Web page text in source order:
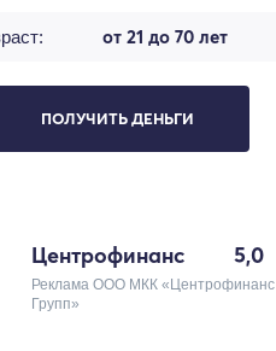
от 21 до 70 лет
ПОЛУЧИТЬ ДЕНЬГИ
Центрофинанс 5,0
Реклама ООО МКК «Центрофинанс
Групп»